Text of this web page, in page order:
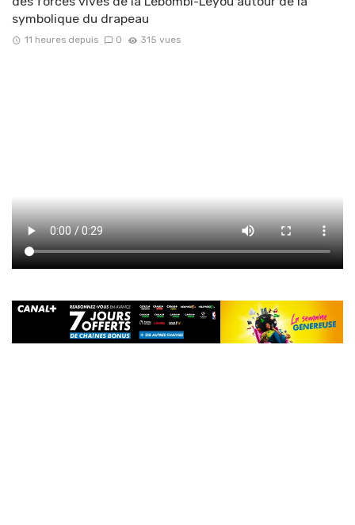
symbolique du drapeau
11 heures depuis 0 315 vues